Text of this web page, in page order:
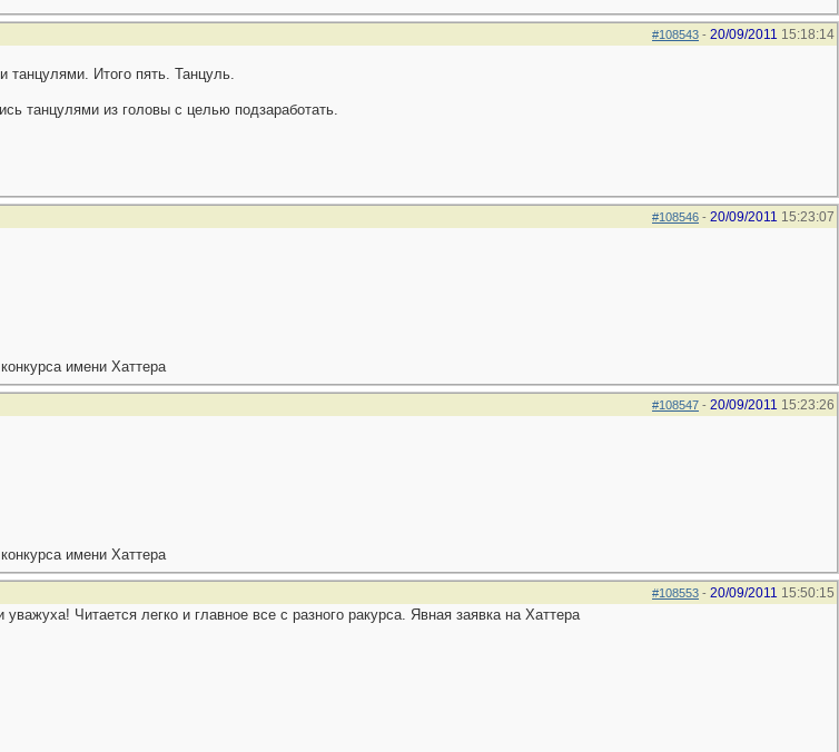
#108543 - 20/09/2011 15:18:14
Итого пять. Танцуль.
танцулями из головы с целью подзаработать.
#108546 - 20/09/2011 15:23:07
имени Хаттера
#108547 - 20/09/2011 15:23:26
имени Хаттера
#108553 - 20/09/2011 15:50:15
Читается легко и главное все с разного ракурса. Явная заявка на Хаттера